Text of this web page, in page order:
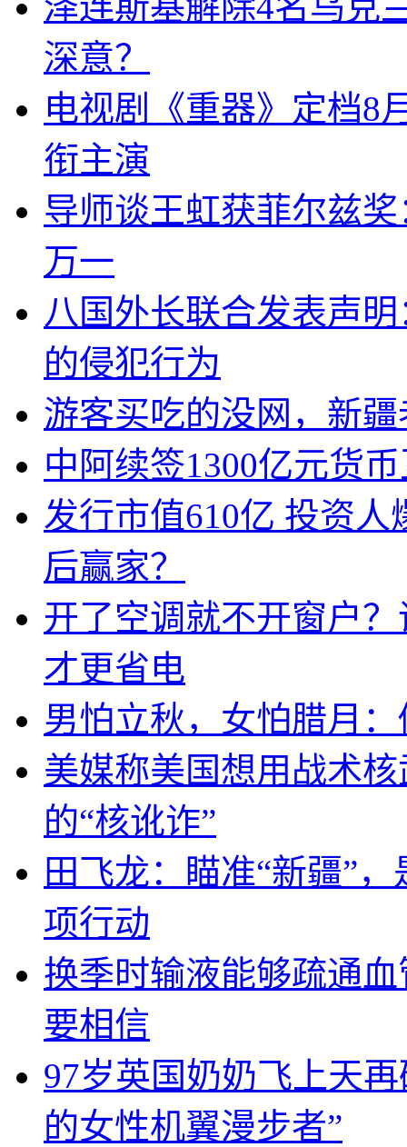
深意？
电视剧《重器》定档8
衔主演
导师谈王虹获菲尔兹
万一
八国外长联合发表声
的侵犯行为
游客买吃的没网，新
中阿续签1300亿元货
发行市值610亿 投资
后赢家？
开了空调就不开窗户
才更省电
男怕立秋，女怕腊月
美媒称美国想用战术
的“核讹诈”
田飞龙：瞄准“新疆”
项行动
换季时输液能够疏通
要相信
97岁英国奶奶飞上天
的女性机翼漫步者”